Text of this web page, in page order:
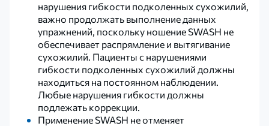
нарушения гибкости подколенных сухожилий,
важно продолжать выполнение данных
упражнений, поскольку ношение SWASH не
обеспечивает распрямление и вытягивание
сухожилий. Пациенты с нарушениями
гибкости подколенных сухожилий должны
находиться на постоянном наблюдении.
Любые нарушения гибкости должны
подлежать коррекции.
Применение SWASH не отменяет